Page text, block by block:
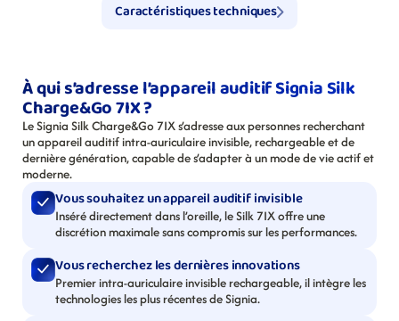
Caractéristiques techniques
À qui s’adresse l’appareil auditif Signia Silk
Charge&Go 7IX ?
Le Signia Silk Charge&Go 7IX s’adresse aux personnes recherchant
un appareil auditif intra-auriculaire invisible, rechargeable et de
dernière génération, capable de s’adapter à un mode de vie actif et
moderne.
Vous souhaitez un appareil auditif invisible
Inséré directement dans l’oreille, le Silk 7IX offre une
discrétion maximale sans compromis sur les performances.
Vous recherchez les dernières innovations
Premier intra-auriculaire invisible rechargeable, il intègre les
technologies les plus récentes de Signia.